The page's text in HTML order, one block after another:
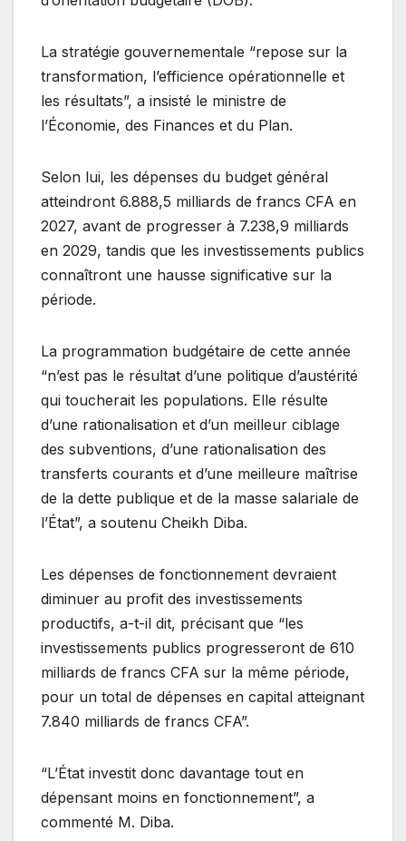
La stratégie gouvernementale “repose sur la
transformation, l’efficience opérationnelle et
les résultats”, a insisté le ministre de
l’Économie, des Finances et du Plan.
Selon lui, les dépenses du budget général
atteindront 6.888,5 milliards de francs CFA en
2027, avant de progresser à 7.238,9 milliards
en 2029, tandis que les investissements publics
connaîtront une hausse significative sur la
période.
La programmation budgétaire de cette année
“n’est pas le résultat d’une politique d’austérité
qui toucherait les populations. Elle résulte
d’une rationalisation et d’un meilleur ciblage
des subventions, d’une rationalisation des
transferts courants et d’une meilleure maîtrise
de la dette publique et de la masse salariale de
l’État”, a soutenu Cheikh Diba.
Les dépenses de fonctionnement devraient
diminuer au profit des investissements
productifs, a-t-il dit, précisant que “les
investissements publics progresseront de 610
milliards de francs CFA sur la même période,
pour un total de dépenses en capital atteignant
7.840 milliards de francs CFA”.
“L’État investit donc davantage tout en
dépensant moins en fonctionnement”, a
commenté M. Diba.